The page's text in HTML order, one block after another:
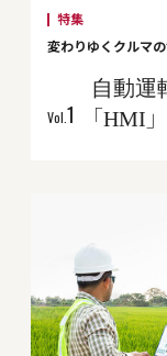
特集
変わりゆくクルマ
Vol.1
自動運
「HMI」